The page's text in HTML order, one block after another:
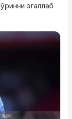
эгаллаб